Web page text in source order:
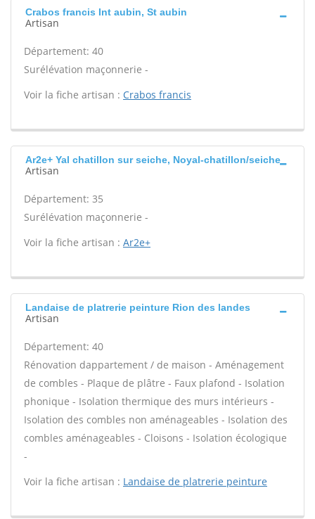
Crabos francis Int aubin, St aubin
Artisan
Département: 40
Surélévation maçonnerie -
Voir la fiche artisan : Crabos francis
Ar2e+ Yal chatillon sur seiche, Noyal-chatillon/seiche
Artisan
Département: 35
Surélévation maçonnerie -
Voir la fiche artisan : Ar2e+
Landaise de platrerie peinture Rion des landes
Artisan
Département: 40
Rénovation dappartement / de maison - Aménagement
de combles - Plaque de plâtre - Faux plafond - Isolation
phonique - Isolation thermique des murs intérieurs -
Isolation des combles non aménageables - Isolation des
combles aménageables - Cloisons - Isolation écologique
-
Voir la fiche artisan : Landaise de platrerie peinture